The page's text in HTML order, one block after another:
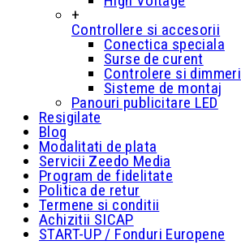
+
Controllere si accesorii
Conectica speciala
Surse de curent
Controlere si dimmeri
Sisteme de montaj
Panouri publicitare LED
Resigilate
Blog
Modalitati de plata
Servicii Zeedo Media
Program de fidelitate
Politica de retur
Termene si conditii
Achizitii SICAP
START-UP / Fonduri Europene